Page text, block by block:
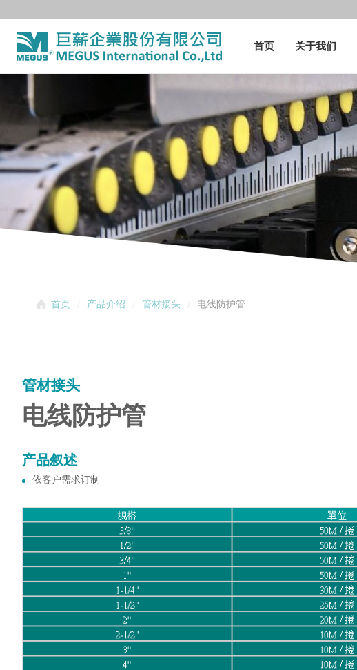
首页 关于我们
首页 产品介绍 管材接头 电线防护管
管材接头
电线防护管
产品叙述
依客户需求订制